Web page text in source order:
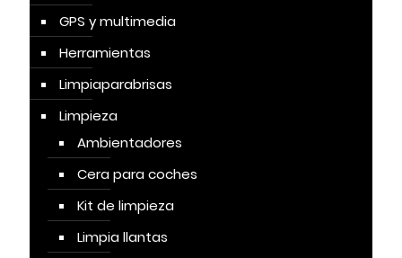
GPS y multimedia
Herramientas
Limpiaparabrisas
Limpieza
Ambientadores
Cera para coches
Kit de limpieza
Limpia llantas